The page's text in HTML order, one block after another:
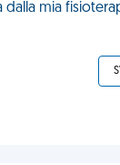
mia